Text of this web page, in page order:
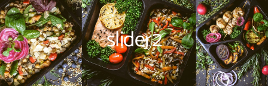
Mitybos planai
Dovanų kuponas
slider2